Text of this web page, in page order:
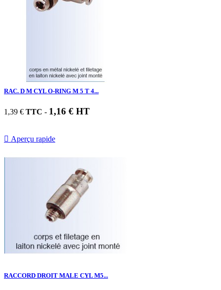
RAC. D M CYL O-RING M 5 T 4...
1,39 € TTC - 1,16 € HT
 Aperçu rapide
RACCORD DROIT MALE CYL M5...